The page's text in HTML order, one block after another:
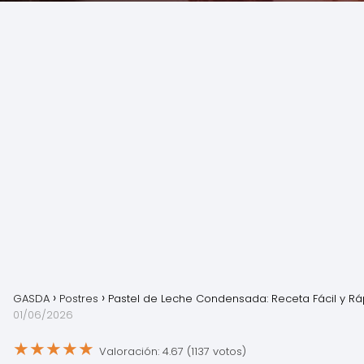
GASDA Postres
Pastel de Leche Condensada: Receta Fácil y
01/06/2026
★★★★★ Valoración: 4.67 (1137 votos)